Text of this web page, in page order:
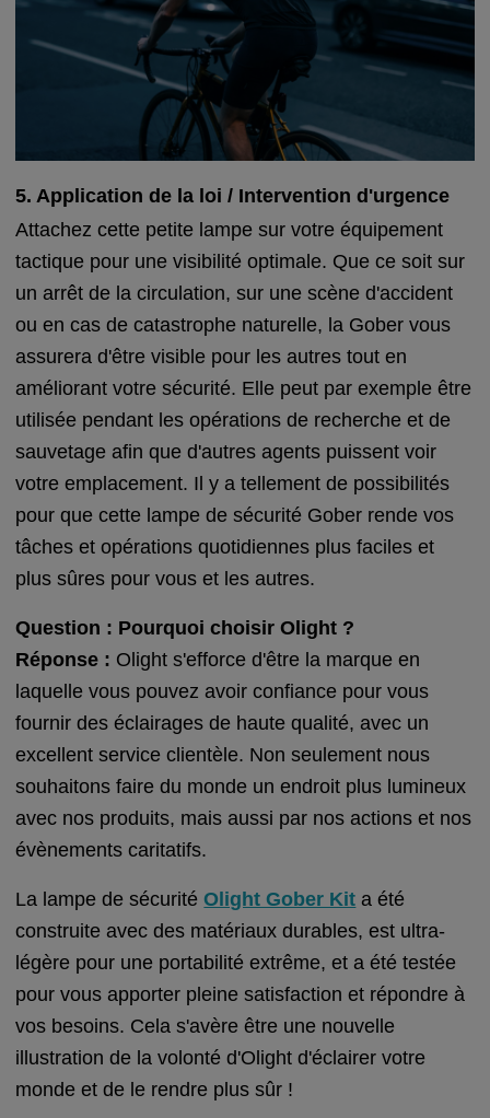
5. Application de la loi / Intervention d'urgence
Attachez cette petite lampe sur votre équipement
tactique pour une visibilité optimale. Que ce soit sur
un arrêt de la circulation, sur une scène d'accident
ou en cas de catastrophe naturelle, la Gober vous
assurera d'être visible pour les autres tout en
améliorant votre sécurité. Elle peut par exemple être
utilisée pendant les opérations de recherche et de
sauvetage afin que d'autres agents puissent voir
votre emplacement. Il y a tellement de possibilités
pour que cette lampe de sécurité Gober rende vos
tâches et opérations quotidiennes plus faciles et
plus sûres pour vous et les autres.
Question : Pourquoi choisir Olight ?
Réponse : Olight s'efforce d'être la marque en
laquelle vous pouvez avoir confiance pour vous
fournir des éclairages de haute qualité, avec un
excellent service clientèle. Non seulement nous
souhaitons faire du monde un endroit plus lumineux
avec nos produits, mais aussi par nos actions et nos
évènements caritatifs.
La lampe de sécurité Olight Gober Kit a été
construite avec des matériaux durables, est ultra-
légère pour une portabilité extrême, et a été testée
pour vous apporter pleine satisfaction et répondre à
vos besoins. Cela s'avère être une nouvelle
illustration de la volonté d'Olight d'éclairer votre
monde et de le rendre plus sûr !